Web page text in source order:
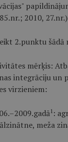
2010,
2.punktu šādā
mērķis:
integrāciju
virzieniem:
1 :
meža